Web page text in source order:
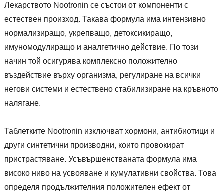
Лекарството Nootronin се състои от компоненти с
естествен произход. Такава формула има интензивно
нормализиращо, укрепващо, детоксикиращо,
имуномодулиращо и аналгетично действие. По този
начин той осигурява комплексно положително
въздействие върху организма, регулиране на всички
негови системи и естествено стабилизиране на кръвното
налягане.
Таблетките Nootronin изключват хормони, антибиотици и
други синтетични производни, които провокират
пристрастяване. Усъвършенстваната формула има
високо ниво на усвояване и кумулативни свойства. Това
определя продължителния положителен ефект от